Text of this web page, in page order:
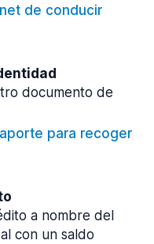
de conducir
documento de
para recoger
a nombre del
con un saldo